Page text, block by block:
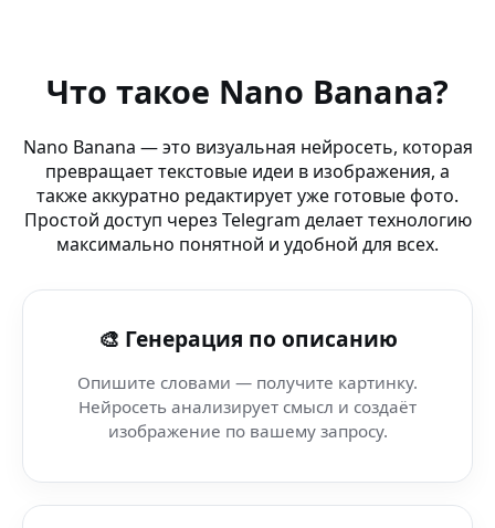
AI sea art — Design AI — редактируй и создавай через
Редактор фото онлайн — Nano Banana AI бот — AI
AI Fantasy арт — Pinterest — бесплатная AI-платформа
AI vintage арт — Nano Banana AI Лаборатория — AI-
AI акварель (MSI) — AI-инструмент для художников в
Что такое Nano Banana?
Nano Banana — это визуальная нейросеть, которая
превращает текстовые идеи в изображения, а
также аккуратно редактирует уже готовые фото.
Простой доступ через Telegram делает технологию
максимально понятной и удобной для всех.
🎨 Генерация по описанию
Опишите словами — получите картинку.
Нейросеть анализирует смысл и создаёт
изображение по вашему запросу.